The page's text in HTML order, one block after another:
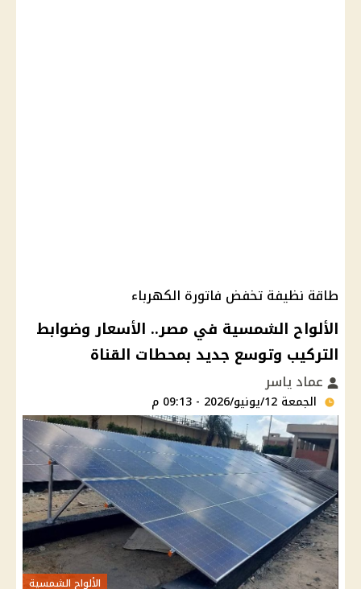
طاقة نظيفة تخفض فاتورة الكهرباء
الألواح الشمسية في مصر.. الأسعار وضوابط
التركيب وتوسع جديد بمحطات القناة
عماد ياسر
الجمعة 12/يونيو/2026 - 09:13 م
الألواح الشمسية